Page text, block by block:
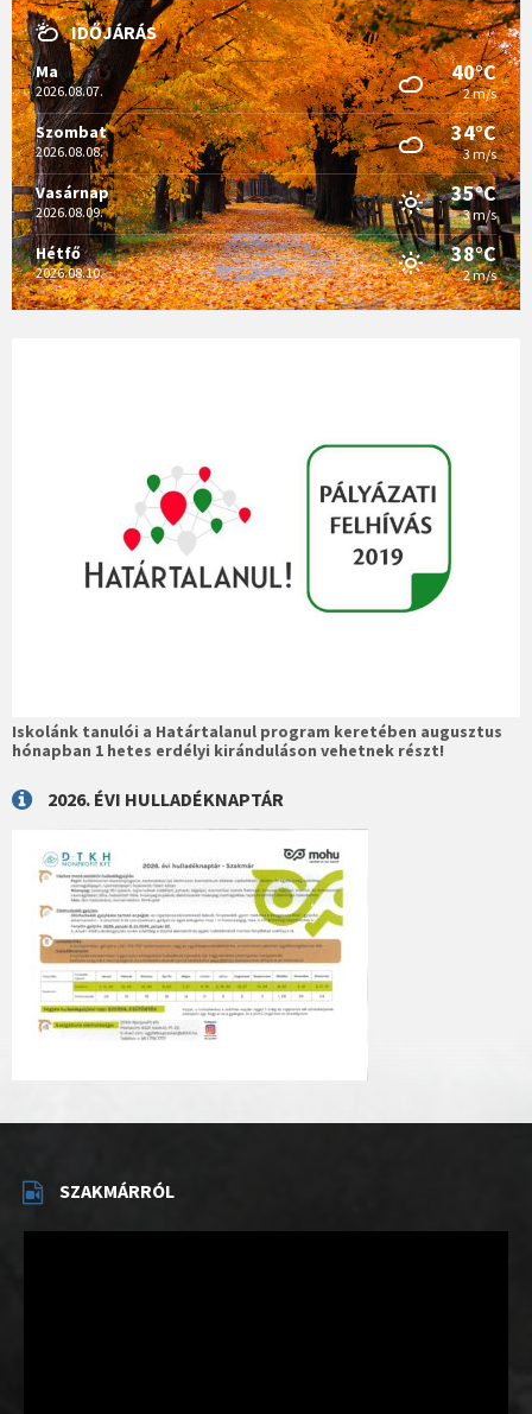
IDŐJÁRÁS
Ma
2026.08.07.
40°C
2 m/s
Szombat
2026.08.08.
34°C
3 m/s
Vasárnap
2026.08.09.
35°C
3 m/s
Hétfő
2026.08.10.
38°C
2 m/s
Iskolánk tanulói a Határtalanul program keretében augusztus
hónapban 1 hetes erdélyi kiránduláson vehetnek részt!
2026. ÉVI HULLADÉKNAPTÁR
SZAKMÁRRÓL